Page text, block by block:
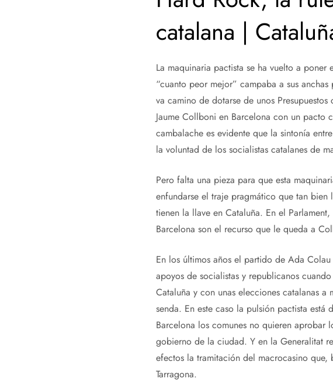
catalana |
La maquinaria pactista se ha vuelto a poner
“cuanto peor mejor” campaba a sus
va camino de dotarse de unos
Jaume Collboni en Barcelona con un pacto
cambalache es evidente que la sintonía
la voluntad de los socialistas catalanes de
Pero falta una pieza para que esta
enfundarse el traje pragmático que tan
tienen la llave en Cataluña. En el
Barcelona son el recurso que le queda a
En los últimos años el partido de Ada
apoyos de socialistas y republicanos
Cataluña y con unas elecciones catalanas
senda. En este caso la pulsión pactista
Barcelona los comunes no quieren aprobar
gobierno de la ciudad. Y en la Generalitat
efectos la tramitación del macrocasino
Tarragona.